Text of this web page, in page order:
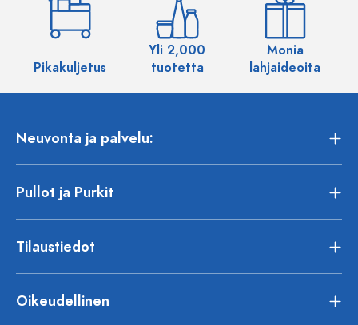
Pikakuljetus
Yli 2,000
tuotetta
Monia
lahjaideoita
Neuvonta ja palvelu:
Pullot ja Purkit
Tilaustiedot
Oikeudellinen